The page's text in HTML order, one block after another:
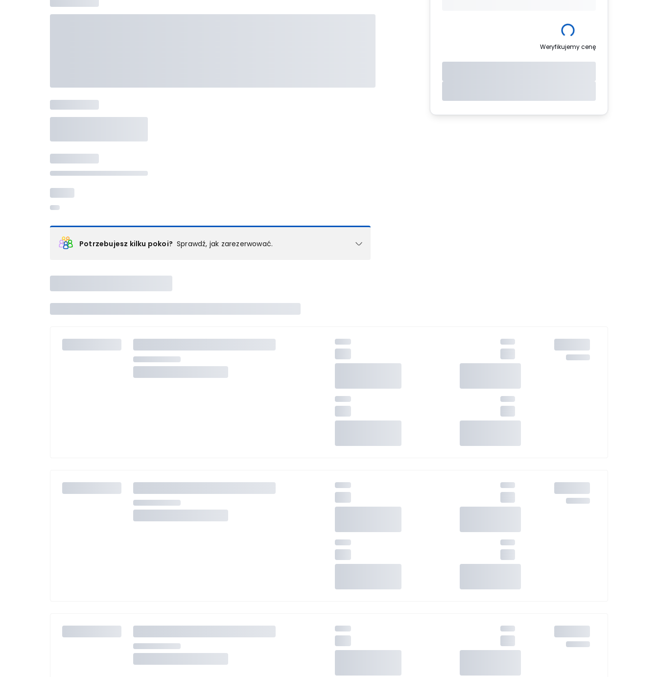
Potrzebujesz kilku pokoi? Sprawdź, jak zarezerwować.
Wybierz jedną z ofert z listy i zarezerwuj ją. Zrób oddzielne rezerwacje dla każdego kolejnego pokoju
lubskontaktuj się z nami,by złożyć zamówienie u naszego doradcy.
Maksymalna liczba uczestników
Weryfikujemy cenę